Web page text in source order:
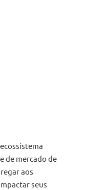
de mercado de
aos
seus